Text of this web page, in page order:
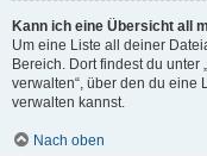
Kann ich eine Übersicht all
Um eine Liste all deiner
Bereich. Dort findest du unter
verwalten“, über den du eine
verwalten kannst.
Nach oben